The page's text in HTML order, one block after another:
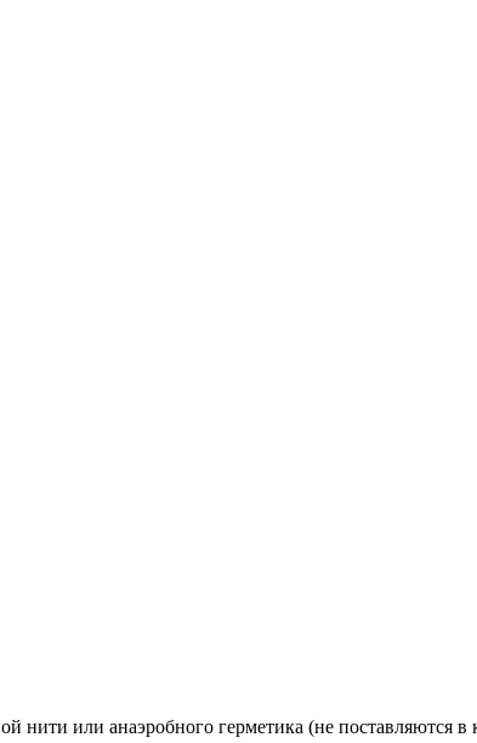
или анаэробного герметика (не поставляются в